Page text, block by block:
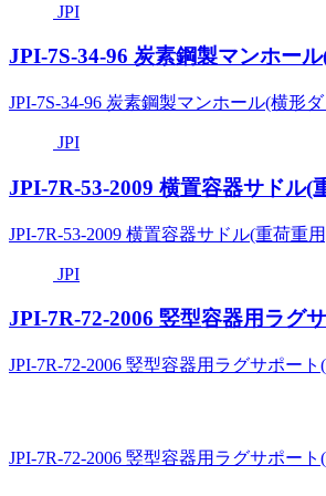
JPI
JPI-7S-34-96 炭素鋼製マンホー
JPI-7S-34-96 炭素鋼製マンホール(横形
JPI
JPI-7R-53-2009 横置容器サドル(
JPI-7R-53-2009 横置容器サドル(重荷重
JPI
JPI-7R-72-2006 竪型容器用ラグ
JPI-7R-72-2006 竪型容器用ラグサポー
JPI-7R-72-2006 竪型容器用ラグサポー